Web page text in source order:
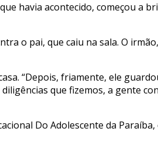
havia acontecido, começou a
o pai, que caiu na sala. O
“Depois, friamente, ele
que fizemos, a gente
Do Adolescente da